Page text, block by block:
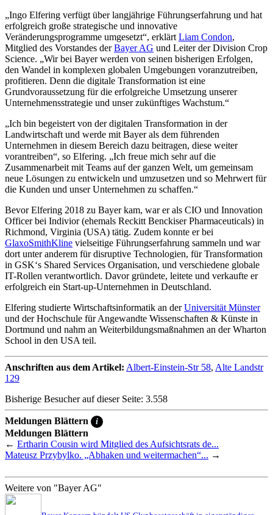
„Ingo Elfering verfügt über langjährige Führungserfahrung und hat
erfolgreich große strategische und innovative
Veränderungsprogramme umgesetzt“, erklärt Liam Condon,
Mitglied des Vorstandes derBayer AG und Leiter der Division Crop
Science. „Wir bei Bayer werden von seinen bisherigen Erfolgen,
den Wandel in komplexen globalen Umgebungen voranzutreiben,
profitieren. Denn die digitale Transformation ist eine
Grundvoraussetzung für die erfolgreiche Umsetzung unserer
Unternehmensstrategie und unser zukünftiges Wachstum.“
„Ich bin begeistert von der digitalen Transformation in der
Landwirtschaft und werde mit Bayer als dem führenden
Unternehmen in diesem Bereich dazu beitragen, diese weiter
vorantreiben“, so Elfering. „Ich freue mich sehr auf die
Zusammenarbeit mit Teams auf der ganzen Welt, um gemeinsam
neue Lösungen zu entwickeln und umzusetzen und so Mehrwert für
die Kunden und unser Unternehmen zu schaffen.“
Bevor Elfering 2018 zu Bayer kam, war er als CIO und Innovation
Officer bei Indivior (ehemals Reckitt Benckiser Pharmaceuticals) in
Richmond, Virginia (USA) tätig. Zudem konnte er bei
GlaxoSmithKline vielseitige Führungserfahrung sammeln und war
dort unter anderem für disruptive Technologien, für Transformation
in GSK‘s Shared Services Organisation, und verschiedene globale
IT-Rollen verantwortlich. Davor gründete, leitete und verkaufte er
erfolgreich ein Start-up-Unternehmen in Deutschland.
Elfering studierte Wirtschaftsinformatik an derUniversität Münster
und der Hochschule für Angewandte Wissenschaften & Künste in
Dortmund und nahm an Weiterbildungsmaßnahmen an der Wharton
School in den USA teil.
Anschriften aus dem Artikel: Albert-Einstein-Str 58, Alte Landstr
129
Bisherige Besucher auf dieser Seite: 3.558
Meldungen Blättern i
Meldungen Blättern
← Ertharin Cousin wird Mitglied des Aufsichtsrats de...
Mateusz Przybylko. „Abhaken und weitermachen“... →
Weitere von "Bayer AG"